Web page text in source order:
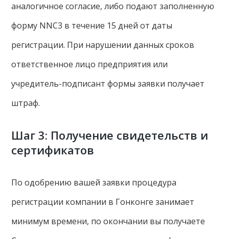
аналогичное согласие, либо подают заполненную
форму NNC3 в течение 15 дней от даты
регистрации. При нарушении данных сроков
ответственное лицо предприятия или
учредитель-подписант формы заявки получает
штраф.
Шаг 3: Получение свидетельств и
сертификатов
По одобрению вашей заявки процедура
регистрации компании в Гонконге занимает
минимум времени, по окончании вы получаете